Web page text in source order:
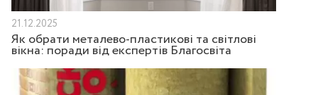
21.12.2025
Як обрати металево-пластикові та світлові
вікна: поради від експертів Благосвіта